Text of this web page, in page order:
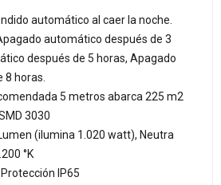
automático al caer la noche.
automático después de 3
después de 5 horas, Apagado
horas.
5 metros abarca 225 m2
3030
(ilumina 1.020 watt), Neutra
°K
IP65